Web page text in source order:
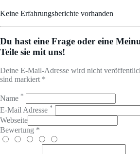
Keine Erfahrungsberichte vorhanden
Du hast eine Frage oder eine
Teile sie mit uns!
Deine E-Mail-Adresse wird nicht
sind markiert *
Name *
E-Mail Adresse *
Webseite
Bewertung *